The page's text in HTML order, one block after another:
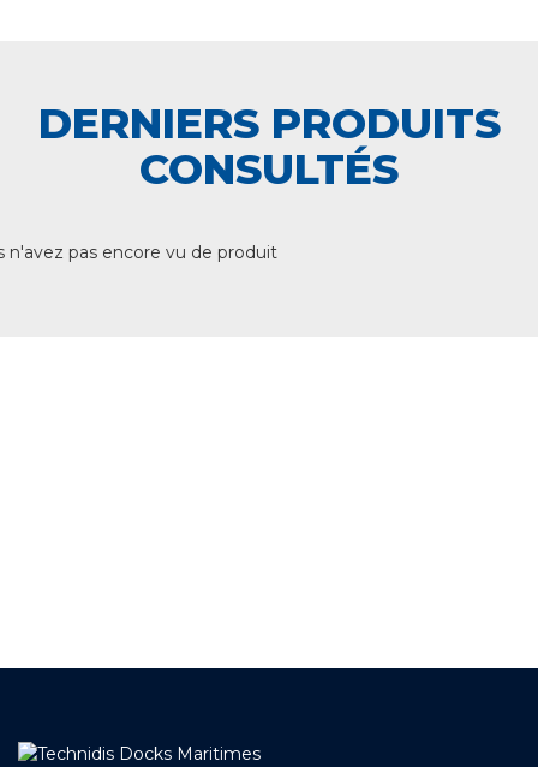
DERNIERS PRODUITS
CONSULTÉS
n'avez pas encore vu de produit